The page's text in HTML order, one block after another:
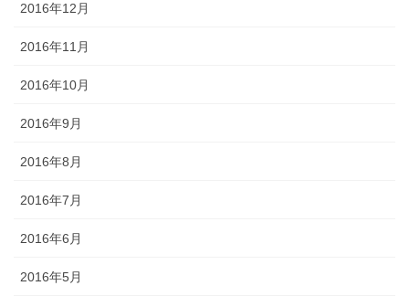
2016年12月
2016年11月
2016年10月
2016年9月
2016年8月
2016年7月
2016年6月
2016年5月